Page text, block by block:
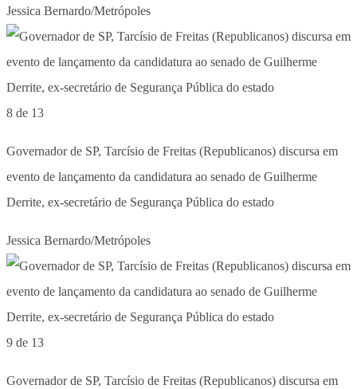
Jessica Bernardo/Metrópoles
8 de 13
Governador de SP, Tarcísio de Freitas (Republicanos) discursa em
evento de lançamento da candidatura ao senado de Guilherme
Derrite, ex-secretário de Segurança Pública do estado
Jessica Bernardo/Metrópoles
9 de 13
Governador de SP, Tarcísio de Freitas (Republicanos) discursa em